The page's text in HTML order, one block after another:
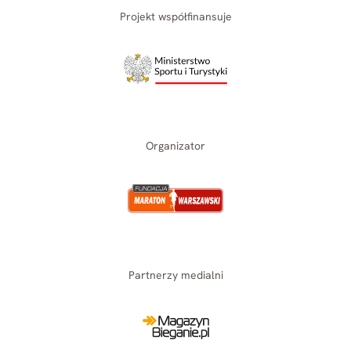
Projekt współfinansuje
Organizator
Partnerzy medialni